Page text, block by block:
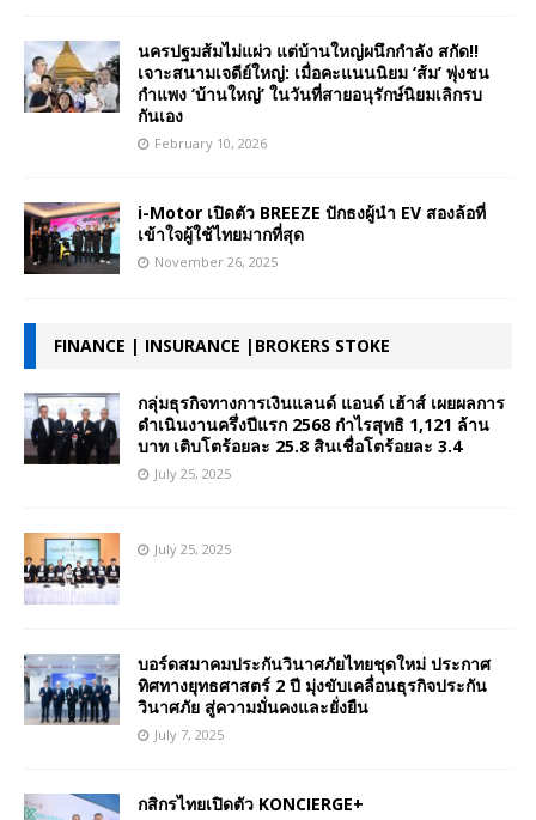
นครปฐมส้มไม่แผ่ว แต่บ้านใหญ่ผนึกกำลัง สกัด!!
เจาะสนามเจดีย์ใหญ่: เมื่อคะแนนนิยม ‘ส้ม’ พุ่งชน
กำแพง ‘บ้านใหญ่’ ในวันที่สายอนุรักษ์นิยมเลิกรบ
กันเอง
February 10, 2026
i-Motor เปิดตัว BREEZE ปักธงผู้นำ EV สองล้อที่
เข้าใจผู้ใช้ไทยมากที่สุด
November 26, 2025
FINANCE | INSURANCE |BROKERS STOKE
กลุ่มธุรกิจทางการเงินแลนด์ แอนด์ เฮ้าส์ เผยผลการ
ดำเนินงานครึ่งปีแรก 2568 กำไรสุทธิ 1,121 ล้าน
บาท เติบโตร้อยละ 25.8 สินเชื่อโตร้อยละ 3.4
July 25, 2025
July 25, 2025
บอร์ดสมาคมประกันวินาศภัยไทยชุดใหม่ ประกาศ
ทิศทางยุทธศาสตร์ 2 ปี มุ่งขับเคลื่อนธุรกิจประกัน
วินาศภัย สู่ความมั่นคงและยั่งยืน
July 7, 2025
กสิกรไทยเปิดตัว KONCIERGE+